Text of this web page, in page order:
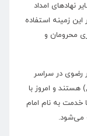
نهادهای امداد
زمینه استفاده
محرومان و
از 200 هزار خادمیار رضوی در سراسر
و امروز با
خدمت به نام امام
می‌شود.